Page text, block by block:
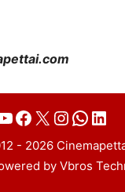
Facebook
X
- 2026
by Vbros